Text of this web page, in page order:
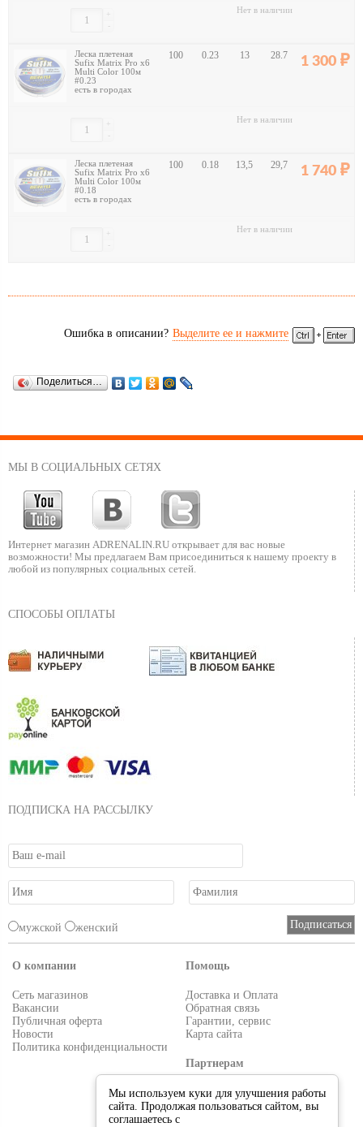
-
+ Нет в наличии
Леска плетеная
Sufix Matrix Pro x6
Multi Color 100м
#0.23
есть в городах
100 0.23 13 28.7 1 300
-
+ Нет в наличии
Леска плетеная
Sufix Matrix Pro x6
Multi Color 100м
#0.18
есть в городах
100 0.18 13,5 29,7 1 740
-
+ Нет в наличии
Ошибка в описании? Выделите ее и нажмите
Поделиться…
МЫ В СОЦИАЛЬНЫХ СЕТЯХ
Интернет магазин ADRENALIN.RU открывает для вас новые
возможности! Мы предлагаем Вам присоединиться к нашему проекту в
любой из популярных социальных сетей.
СПОСОБЫ ОПЛАТЫ
ПОДПИСКА НА РАССЫЛКУ
мужской женский
О компании
Сеть магазинов
Вакансии
Публичная оферта
Новости
Политика конфиденциальности
Помощь
Доставка и Оплата
Обратная связь
Гарантии, сервис
Карта сайта
Партнерам
Условия работы
Реквизиты
Мы используем куки для улучшения работы
сайта. Продолжая пользоваться сайтом, вы
соглашаетесь с